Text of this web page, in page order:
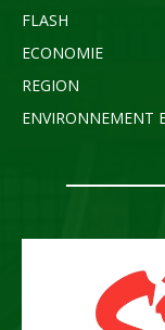
FLASH
ECONOMIE
REGION
ENVIRONNEMENT